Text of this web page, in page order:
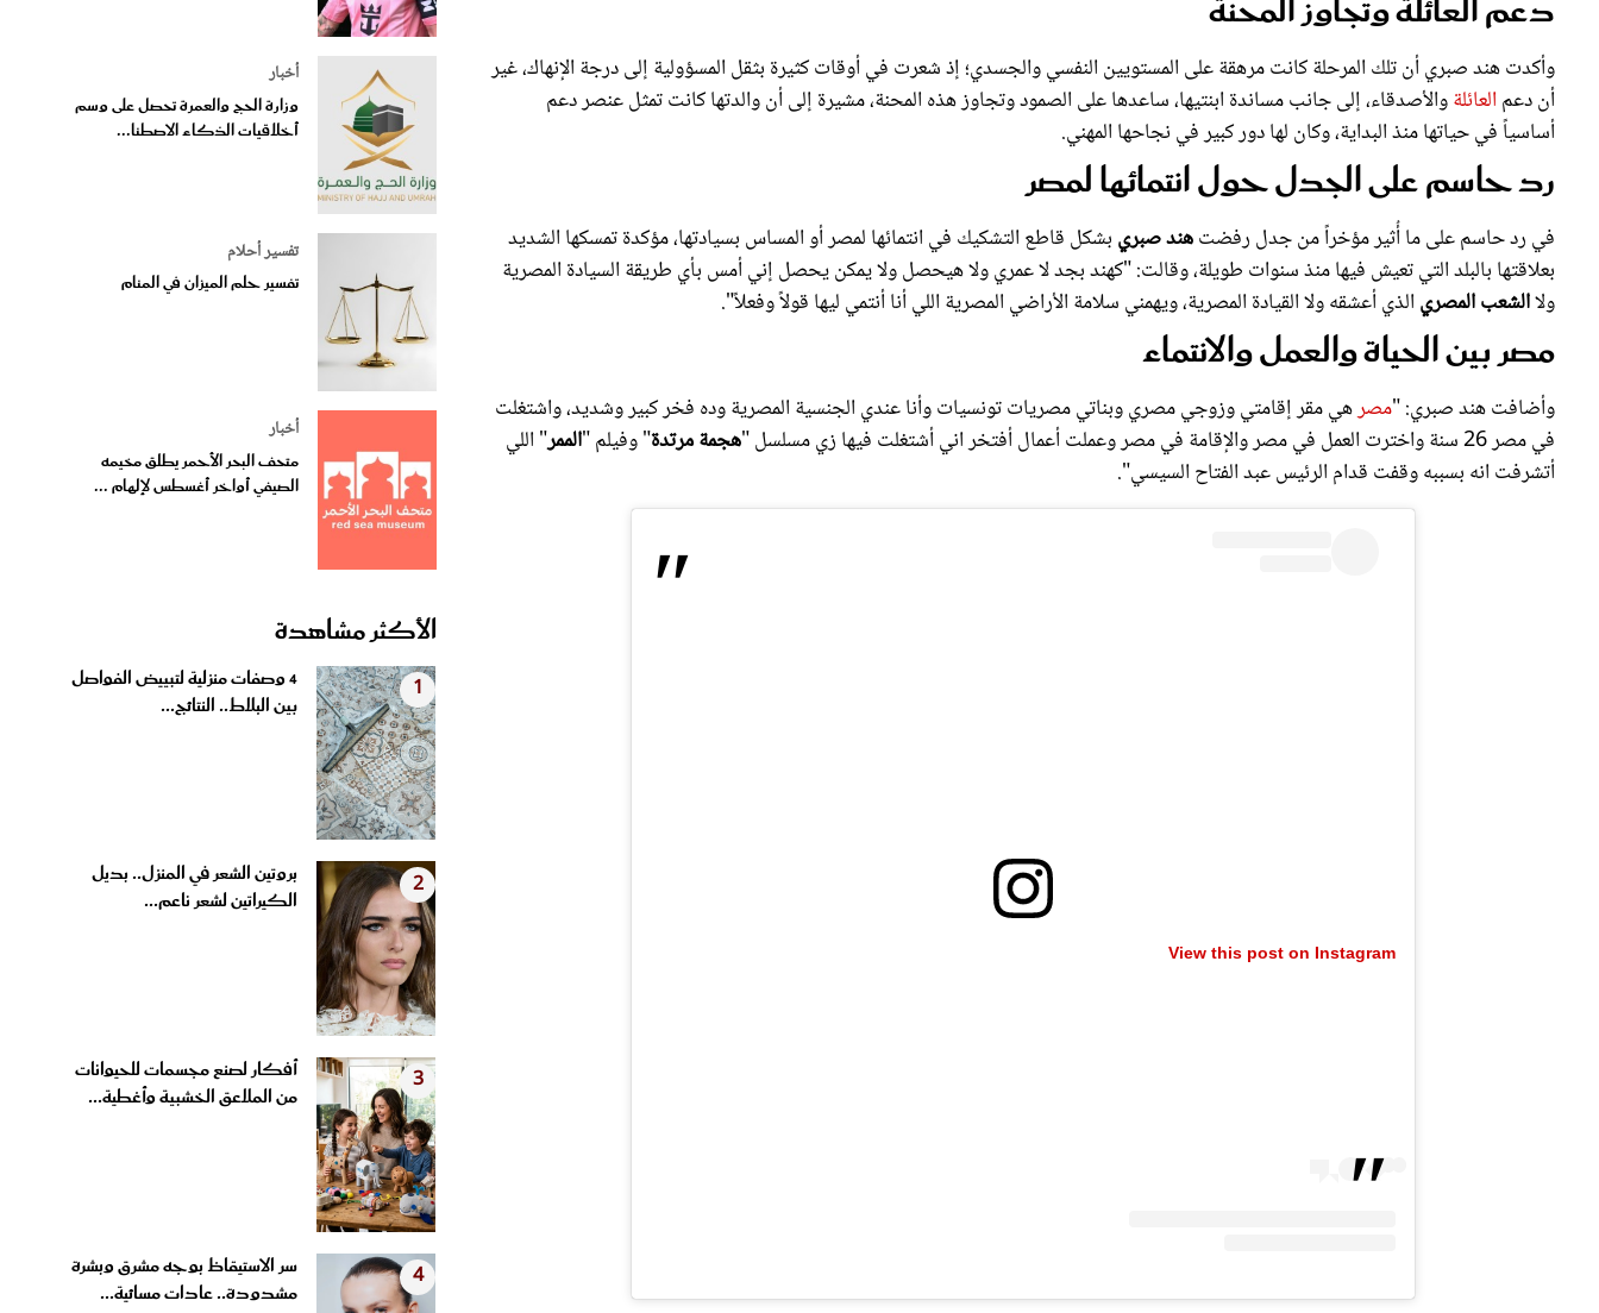
دعم العائلة وتجاوز المحنة
وأكدت هند صبري أن تلك المرحلة كانت مرهقة على المستويين النفسي والجسدي؛ إذ شعرت في أوقات كثيرة بثقل المسؤولية إلى درجة الإنهاك، غير
أن دعم العائلةوالأصدقاء، إلى جانب مساندة ابنتيها، ساعدها على الصمود وتجاوز هذه المحنة، مشيرة إلى أن والدتها كانت تمثل عنصر دعم
أساسياً في حياتها منذ البداية، وكان لها دور كبير في نجاحها المهني.
رد حاسم على الجدل حول انتمائها لمصر
في رد حاسم على ما أُثير مؤخراً من جدل رفضتهند صبري بشكل قاطع التشكيك في انتمائها لمصر أو المساس بسيادتها، مؤكدة تمسكها الشديد
بعلاقتها بالبلد التي تعيش فيها منذ سنوات طويلة، وقالت: "كهند بجد لا عمري ولا هيحصل ولا يمكن يحصل إني أمس بأي طريقة السيادة المصرية
ولاالشعب المصري الذي أعشقه ولا القيادة المصرية، ويهمني سلامة الأراضي المصرية اللي أنا أنتمي ليها قولاً وفعلاً".
مصر بين الحياة والعمل والانتماء
وأضافت هند صبري: "مصرهي مقر إقامتي وزوجي مصري وبناتي مصريات تونسيات وأنا عندي الجنسية المصرية وده فخر كبير وشديد، واشتغلت
في مصر 26 سنة واخترت العمل في مصر والإقامة في مصر وعملت أعمال أفتخر اني أشتغلت فيها زي مسلسل "
هجمة مرتدة" وفيلم "الممر" اللي
أتشرفت انه بسببه وقفت قدام الرئيس عبد الفتاح السيسي".
View this post on Instagram
أخبار
وزارة الحج والعمرة تحصل على وسم
أخلاقيات الذكاء الاصطنا...
تفسير أحلام
تفسير حلم الميزان في المنام
أخبار
متحف البحر الأحمر يطلق مخيمه
الصيفي أواخر أغسطس لإلهام ...
الأكثر مشاهدة
1
4 وصفات منزلية لتبييض الفواصل
بين البلاط.. النتائج...
2
بروتين الشعر في المنزل.. بديل
الكيراتين لشعر ناعم...
3
أفكار لصنع مجسمات للحيوانات
من الملاعق الخشبية وأغطية...
4
سر الاستيقاظ بوجه مشرق وبشرة
مشدودة.. عادات مسائية...